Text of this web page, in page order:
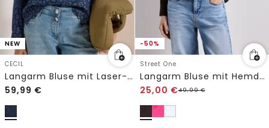
NEW
CECIL
Langarm Bluse mit Laser-Print
59,99 €
-50%
Street One
Langarm Bluse mit Hemdkragen aus Twill
25,00 €49,99€